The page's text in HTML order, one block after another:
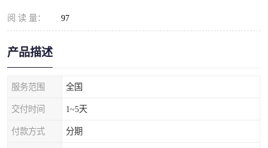
阅 读 量： 97
产品描述
服务范围 全国
交付时间 1~5天
付款方式 分期